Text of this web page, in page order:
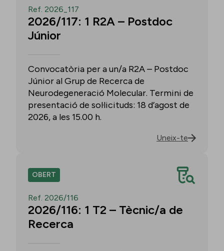
Ref. 2026_117
2026/117: 1 R2A – Postdoc
Júnior
Convocatòria per a un/a R2A – Postdoc
Júnior al Grup de Recerca de
Neurodegeneració Molecular. Termini de
presentació de sol·licituds: 18 d’agost de
2026, a les 15.00 h.
Uneix-te
OBERT
Ref. 2026/116
2026/116: 1 T2 – Tècnic/a de
Recerca